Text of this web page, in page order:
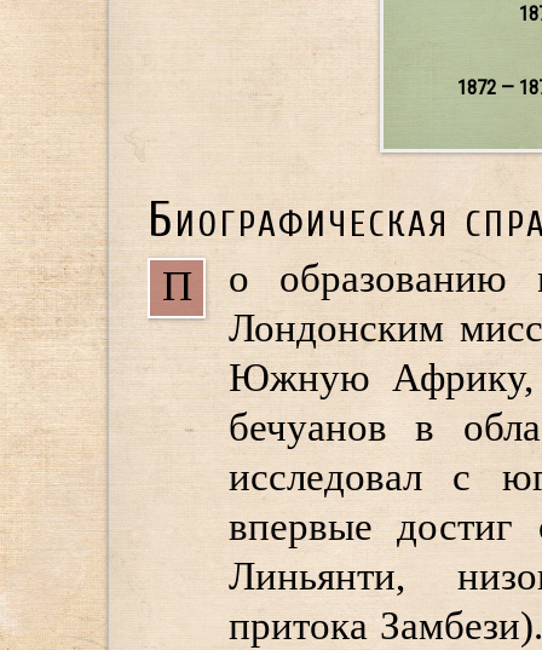
1872 —
Биографическая
П
о
Лондонским
Южную
бечуанов в
исследовал с
впервые
Линьянти,
притока